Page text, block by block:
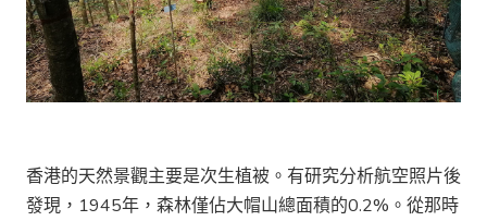
香港的天然景觀主要是次生植被。有研究分析航空照片後
發現，1945年，森林僅佔大帽山總面積的0.2%。從那時